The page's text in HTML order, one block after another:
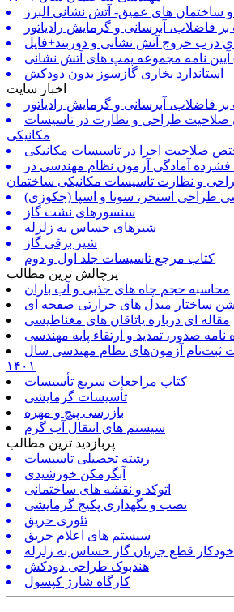
ساختمان های عمیق- آتش نشانی البرز
فاضلاب، آبرسانی و گرمایش رادیاتور
استاندارد بخاری گازسوز بدون دودکش
اخبار سایت
فاضلاب، آبرسانی و گرمایش رادیاتور
صلاحیت طراحی و نظارت در تاسیسات
مکانیکی
صلاحیت اجرا در تاسیسات مکانیکی
آمادگی آزمون نظام مهندسی در
و نظارت تاسیسات مکانیکی ساختمان
طراحی استخر، سونا و اسپا (جکوزی)
سنسورهای نشت گاز
شیرهای حساس به زلزله
شیر برقی گاز
کتاب مرجع تاسیسات جلد اول و دوم
پرچالش ترین مطالب
محاسبه حجم چاه های جذبی و آب باران
ساختار مبدل های حرارتی صفحه ای
مقاله ای درباره یاتاقان های مغناطیسی
نامه صدور، تمدید و ارتقاء پایه مهندسی
ثبت‌نام آزمون‌های نظام مهندسی سال
۱۴۰۱
کتاب مراجعات سریع تأسیسات
تأسیسات گرمایشی
بازرسی پیچ و مهره
سیستم های انتقال آب گرم
پربازدید ترین مطالب
رشته تحصیلی تاسیسات
آبگرمکن خورشیدی
اتوکد و نقشه های ساختمانی
نصب و نگهداری پکیج گرمایشی
تئوری حریق
سیستم های اعلام حریق
قطع جریان گاز حساس به زلزله
هندبوک طراحی دودکش
کارگاه شارژ کپسول